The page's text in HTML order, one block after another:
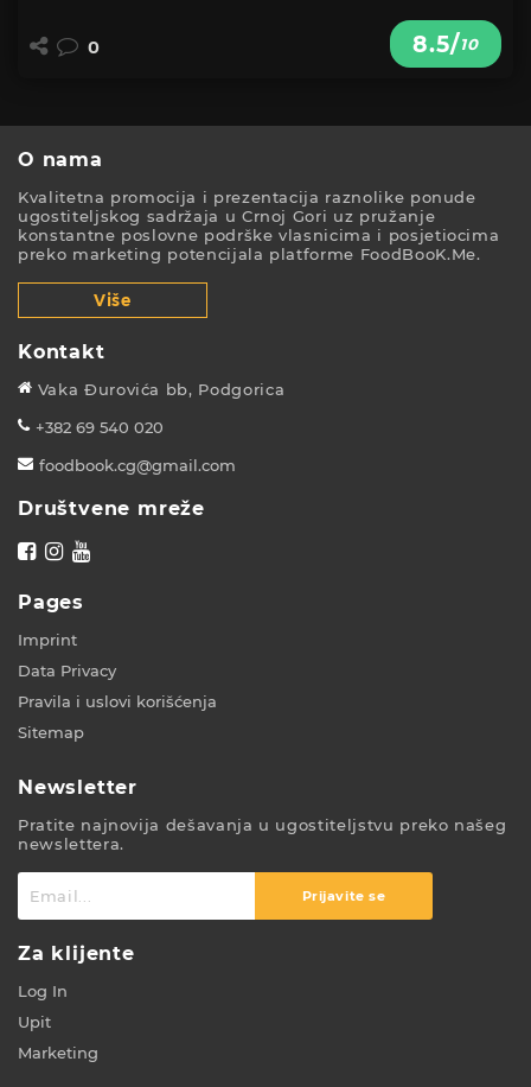
8.5/10
0
O nama
Kvalitetna promocija i prezentacija raznolike ponude
ugostiteljskog sadržaja u Crnoj Gori uz pružanje
konstantne poslovne podrške vlasnicima i posjetiocima
preko marketing potencijala platforme FoodBooK.Me.
Više
Kontakt
Vaka Đurovića bb, Podgorica
+382 69 540 020
foodbook.cg@gmail.com
Društvene mreže
Pages
Imprint
Data Privacy
Pravila i uslovi korišćenja
Sitemap
Newsletter
Pratite najnovija dešavanja u ugostiteljstvu preko našeg
newslettera.
Prijavite se
Za klijente
Log In
Upit
Marketing